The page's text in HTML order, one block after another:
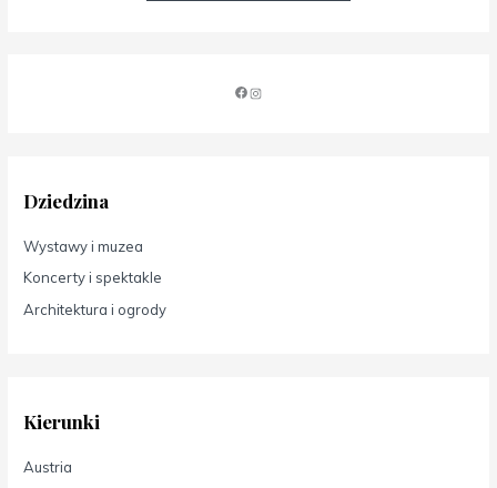
Dziedzina
Wystawy i muzea
Koncerty i spektakle
Architektura i ogrody
Kierunki
Austria